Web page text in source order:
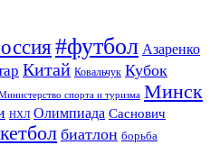
#футбол Азаренко
Китай Ковальчук Кубок
спорта и туризма Минск
НХЛ Олимпиада Саснович
биатлон борьба